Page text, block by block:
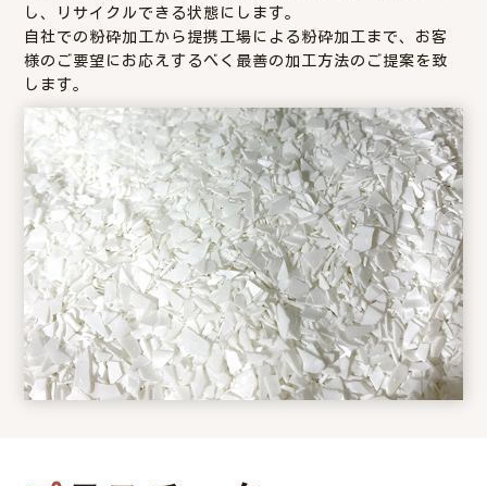
し、リサイクルできる状態にします。
自社での粉砕加工から提携工場による粉砕加工まで、お客
様のご要望にお応えするべく最善の加工方法のご提案を致
します。